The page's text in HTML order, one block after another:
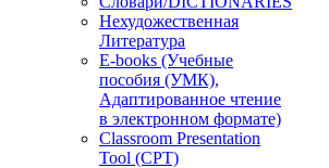
Нехудожественная
Литература
E-books (Учебные
пособия (УМК),
Адаптированное чтение
в электронном формате)
Classroom Presentation
Tool (CPT)